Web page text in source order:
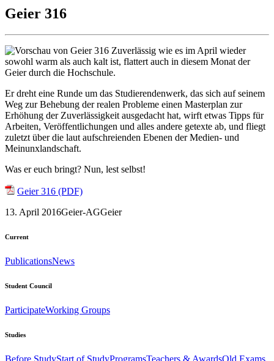
Geier 316
Zuverlässig wie es im April wieder
sowohl warm als auch kalt ist, flattert auch in diesem Monat der
Geier durch die Hochschule.
Er dreht eine Runde um das Studierendenwerk, das sich auf seinem
Weg zur Behebung der realen Probleme einen Masterplan zur
Erhöhung der Zuverlässigkeit ausgedacht hat, wirft etwas Tipps für
Arbeiten, Veröffentlichungen und alles andere getexte ab, und fliegt
zuletzt über die laut aufschreienden Ebenen der Medien- und
Meinunxlandschaft.
Was er euch bringt? Nun, lest selbst!
Geier 316 (PDF)
13. April 2016Geier-AGGeier
Current
PublicationsNews
Student Council
ParticipateWorking Groups
Studies
Before StudyStart of StudyProgramsTeachers & AwardsOld Exams